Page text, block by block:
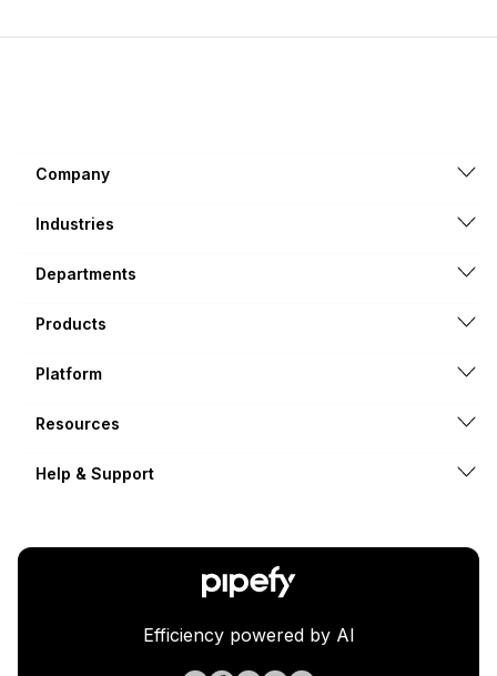
Company
Industries
Departments
Products
Platform
Resources
Help & Support
Efficiency powered by AI